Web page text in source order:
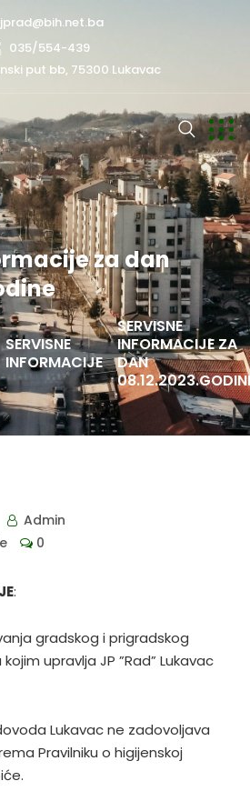
jprad@bih.net.ba
035/554-439
put bb, 75300 Lukavac
za dan
SERVISNE
INFORMACIJE
SERVISNE
INFORMACIJE ZA
DAN
Admin
0
:
gradskog i prigradskog
upravlja JP ”Rad” Lukavac
Lukavac ne zadovoljava
Pravilniku o higijenskoj